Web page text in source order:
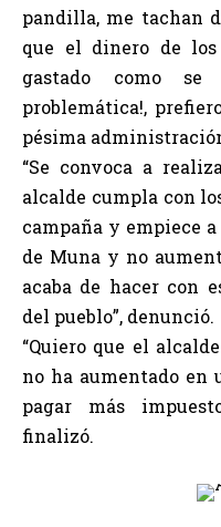
pandilla, me tachan
que el dinero de
gastado como se
problemática!,
pésima
“Se convoca a
alcalde cumpla con
campaña y empiece
de Muna y no
acaba de hacer con
del pueblo”, denunció.
“Quiero que el
no ha aumentado en
pagar más
finalizó.